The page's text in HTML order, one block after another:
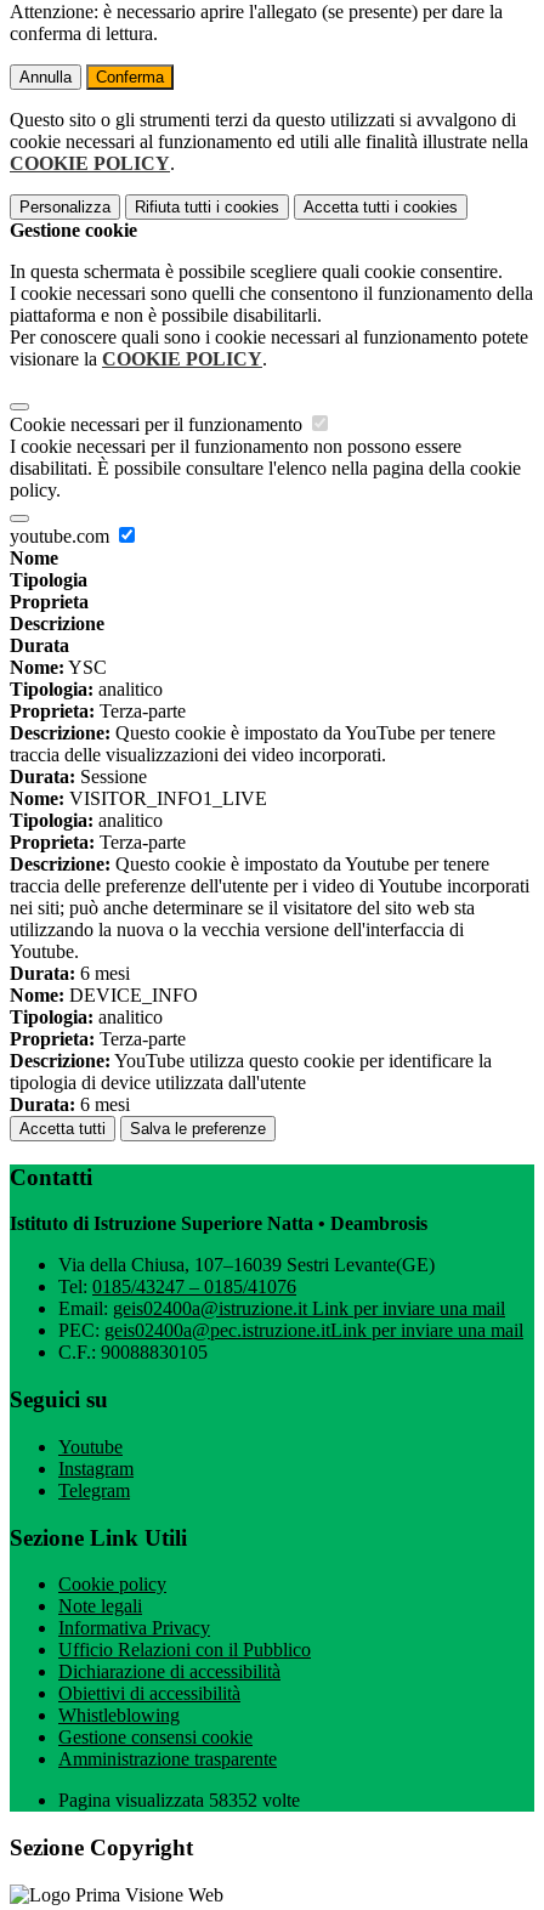
Attenzione: è necessario aprire l'allegato (se presente) per dare la
conferma di lettura.
Annulla Conferma
Questo sito o gli strumenti terzi da questo utilizzati si avvalgono di
cookie necessari al funzionamento ed utili alle finalità illustrate nella
COOKIE POLICY.
Personalizza Rifiuta tutti i cookies Accetta tutti i cookies
Gestione cookie
In questa schermata è possibile scegliere quali cookie consentire.
I cookie necessari sono quelli che consentono il funzionamento della
piattaforma e non è possibile disabilitarli.
Per conoscere quali sono i cookie necessari al funzionamento potete
visionare la COOKIE POLICY.
Cookie necessari per il funzionamento
I cookie necessari per il funzionamento non possono essere
disabilitati. È possibile consultare l'elenco nella pagina della cookie
policy.
youtube.com
Nome
Tipologia
Proprieta
Descrizione
Durata
Nome: YSC
Tipologia: analitico
Proprieta: Terza-parte
Descrizione: Questo cookie è impostato da YouTube per tenere
traccia delle visualizzazioni dei video incorporati.
Durata: Sessione
Nome: VISITOR_INFO1_LIVE
Tipologia: analitico
Proprieta: Terza-parte
Descrizione: Questo cookie è impostato da Youtube per tenere
traccia delle preferenze dell'utente per i video di Youtube incorporati
nei siti; può anche determinare se il visitatore del sito web sta
utilizzando la nuova o la vecchia versione dell'interfaccia di
Youtube.
Durata: 6 mesi
Nome: DEVICE_INFO
Tipologia: analitico
Proprieta: Terza-parte
Descrizione: YouTube utilizza questo cookie per identificare la
tipologia di device utilizzata dall'utente
Durata: 6 mesi
Accetta tutti Salva le preferenze
Contatti
Istituto di Istruzione Superiore Natta • Deambrosis
Via della Chiusa, 107–16039 Sestri Levante(GE)
Tel: 0185/43247 – 0185/41076
Email: geis02400a@istruzione.itLink per inviare una mail
PEC: geis02400a@pec.istruzione.itLink per inviare una mail
C.F.: 90088830105
Seguici su
Youtube
Instagram
Telegram
Sezione Link Utili
Cookie policy
Note legali
Informativa Privacy
Ufficio Relazioni con il Pubblico
Dichiarazione di accessibilità
Obiettivi di accessibilità
Whistleblowing
Gestione consensi cookie
Amministrazione trasparente
Pagina visualizzata 58352 volte
Sezione Copyright